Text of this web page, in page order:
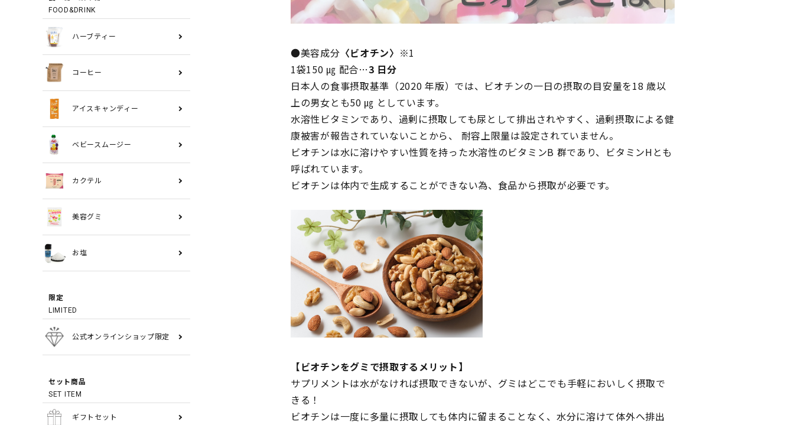
FOOD&DRINK
ハーブティー
コーヒー
アイスキャンディー
ベビースムージー
カクテル
美容グミ
お塩
限定
LIMITED
公式オンラインショップ限定
セット商品
SET ITEM
ギフトセット
●美容成分 〈ビオチン〉 ※1
1袋150 ㎍ 配合…3 日分
日本人の食事摂取基準（2020 年版）では、ビオチンの一日の摂取の目安量を18 歳以
上の男女とも50 ㎍ としています。
水溶性ビタミンであり、過剰に摂取しても尿として排出されやすく、過剰摂取による健
康被害が報告されていないことから、 耐容上限量は設定されていません。
ビオチンは水に溶けやすい性質を持った水溶性のビタミンB 群であり、ビタミンHとも
呼ばれています。
ビオチンは体内で生成することができない為、食品から摂取が必要です。
【ビオチンをグミで摂取するメリット】
サプリメントは水がなければ摂取できないが、グミはどこでも手軽においしく摂取で
きる！
ビオチンは一度に多量に摂取しても体内に留まることなく、水分に溶けて体外へ排出